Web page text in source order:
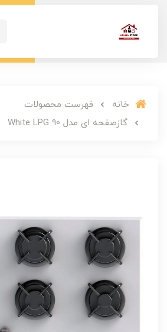
خانه
فهرست محصولات
گازصفحه ای مدل White LPG 90